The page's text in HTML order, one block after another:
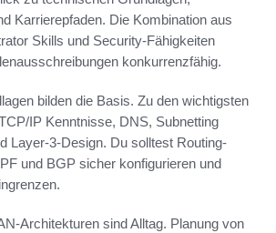
Karrierepfaden. Die Kombination aus
Skills und Security-Fähigkeiten
konkurrenzfähig.
bilden die Basis. Zu den wichtigsten
IP Kenntnisse, DNS, Subnetting
Layer-3-Design. Du solltest Routing-
und BGP sicher konfigurieren und
Architekturen sind Alltag. Planung von